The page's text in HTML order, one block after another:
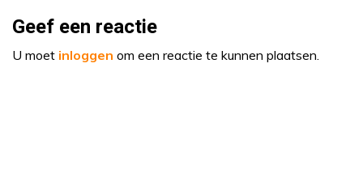
Geef een reactie
U moet inloggen om een reactie te kunnen plaatsen.